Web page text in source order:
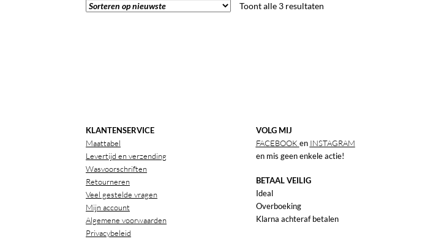
Toont alle 3 resultaten
KLANTENSERVICE
Maattabel
Levertijd en verzending
Wasvoorschriften
Retourneren
Veel gestelde vragen
Mijn account
Algemene voorwaarden
Privacybeleid
VOLG MIJ
FACEBOOK en INSTAGRAM
en mis geen enkele actie!
BETAAL VEILIG
Ideal
Overboeking
Klarna achteraf betalen